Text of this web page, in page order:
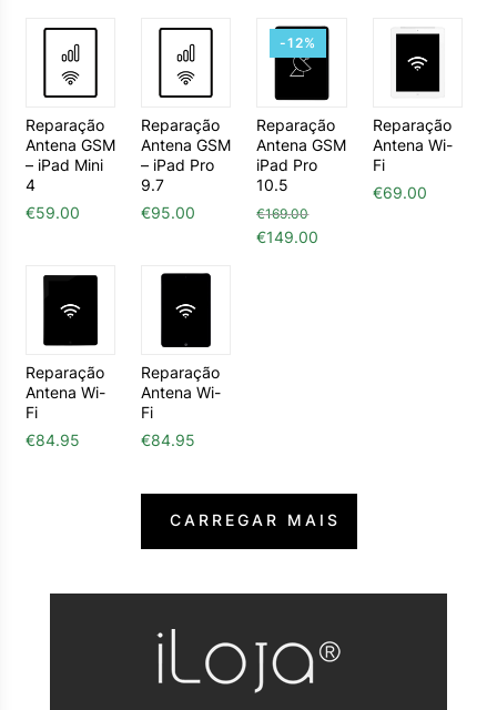
Reparação
Antena GSM
– iPad Mini
4
€59.00
Reparação
Antena GSM
– iPad Pro
9.7
€95.00
-12%
Reparação
Antena GSM
iPad Pro
10.5
€169.00
O preço original era:
€149.00
Reparação
Antena Wi-
Fi
€69.00
Reparação
Antena Wi-
Fi
€84.95
Reparação
Antena Wi-
Fi
€84.95
CARREGAR MAIS